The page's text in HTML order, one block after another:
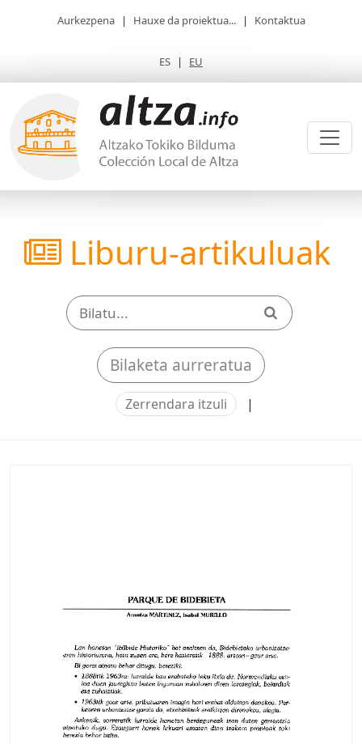
Aurkezpena | Hauxe da proiektua... | Kontaktua
ES | EU
Liburu-artikuluak
Bilaketa aurreratua
Zerrendara itzuli |